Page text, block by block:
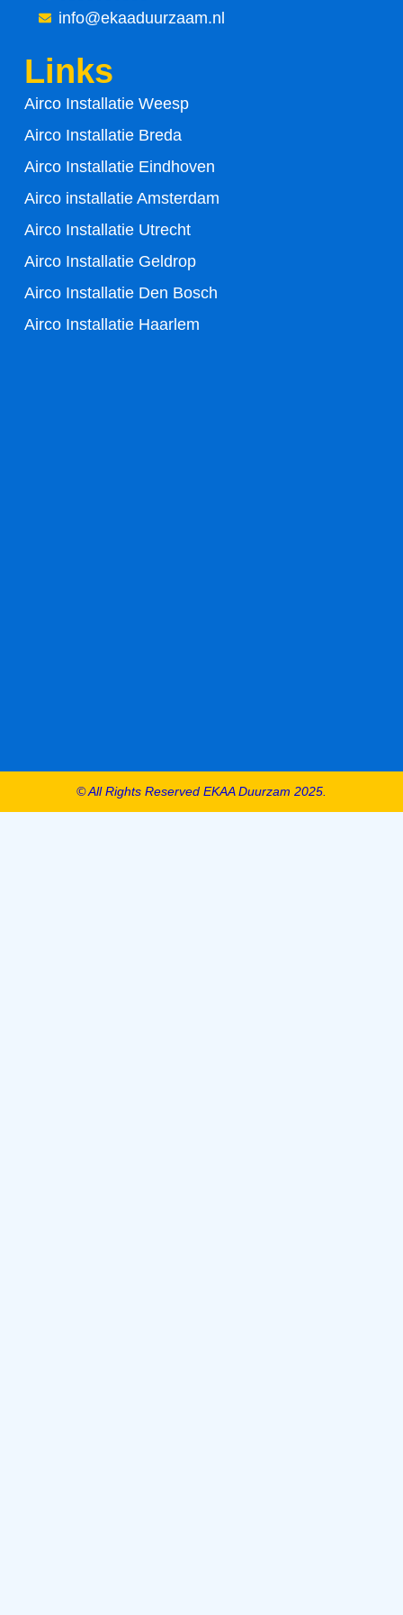
b
o
k
-
f
info@ekaaduurzaam.nl
Links
Airco Installatie Weesp
Airco Installatie Breda
Airco Installatie Eindhoven
Airco installatie Amsterdam
Airco Installatie Utrecht
Airco Installatie Geldrop
Airco Installatie Den Bosch
Airco Installatie Haarlem
© All Rights Reserved EKAA Duurzam 2025.